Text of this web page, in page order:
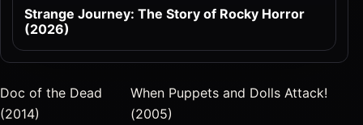
Strange Journey: The Story of Rocky Horror
(2026)
Doc of the Dead
(2014)
When Puppets and Dolls Attack!
(2005)